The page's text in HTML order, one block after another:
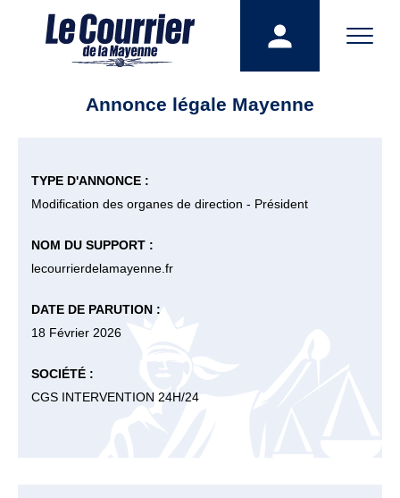
Annonce légale Mayenne
TYPE D'ANNONCE :
Modification des organes de direction - Président
NOM DU SUPPORT :
lecourrierdelamayenne.fr
DATE DE PARUTION :
18 Février 2026
SOCIÉTÉ :
CGS INTERVENTION 24H/24